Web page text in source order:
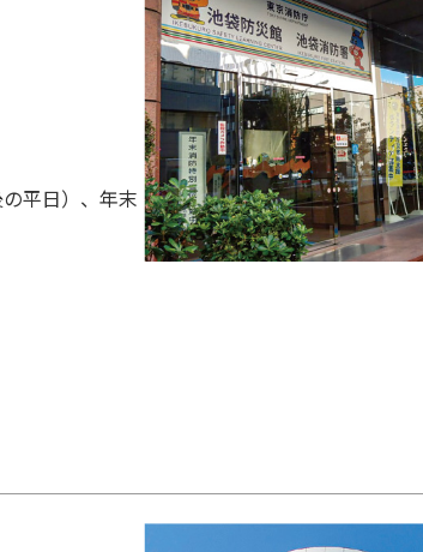
平日）、年末